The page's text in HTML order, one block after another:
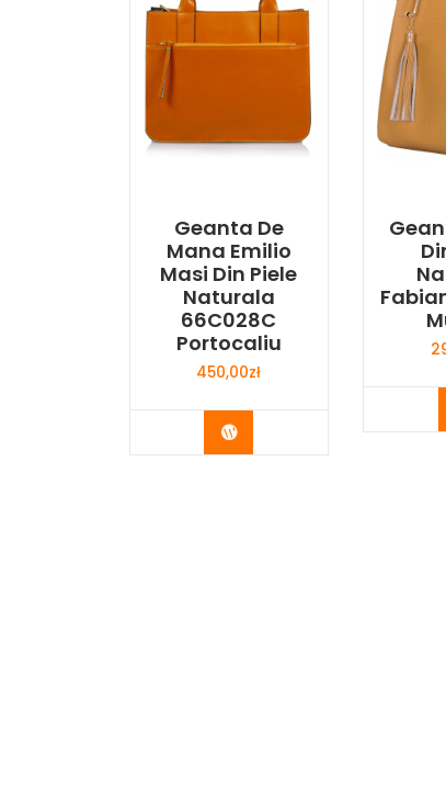
Geanta De
Mana Emilio
Masi Din Piele
Naturala
66C028C
Portocaliu
450,00zł
Buy Now